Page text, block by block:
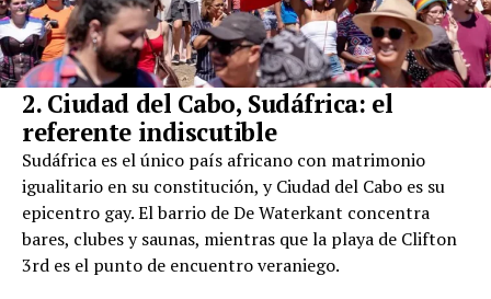
2. Ciudad del Cabo, Sudáfrica: el
referente indiscutible
Sudáfrica es el único país africano con matrimonio
igualitario en su constitución, y Ciudad del Cabo es su
epicentro gay. El barrio de De Waterkant concentra
bares, clubes y saunas, mientras que la playa de Clifton
3rd es el punto de encuentro veraniego.